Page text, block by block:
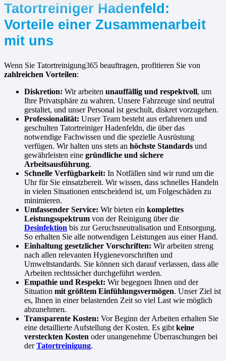
Tatortreiniger Hadenfeld:
Vorteile einer Zusammenarbeit
mit uns
Wenn Sie Tatortreinigung365 beauftragen, profitieren Sie von
zahlreichen Vorteilen:
Diskretion: Wir arbeiten unauffällig und respektvoll, um
Ihre Privatsphäre zu wahren. Unsere Fahrzeuge sind neutral
gestaltet, und unser Personal ist geschult, diskret vorzugehen.
Professionalität: Unser Team besteht aus erfahrenen und
geschulten Tatortreiniger Hadenfeldn, die über das
notwendige Fachwissen und die spezielle Ausrüstung
verfügen. Wir halten uns stets an höchste Standards und
gewährleisten eine gründliche und sichere
Arbeitsausführung.
Schnelle Verfügbarkeit: In Notfällen sind wir rund um die
Uhr für Sie einsatzbereit. Wir wissen, dass schnelles Handeln
in vielen Situationen entscheidend ist, um Folgeschäden zu
minimieren.
Umfassender Service: Wir bieten ein komplettes
Leistungsspektrum von der Reinigung über die
Desinfektion bis zur Geruchsneutralisation und Entsorgung.
So erhalten Sie alle notwendigen Leistungen aus einer Hand.
Einhaltung gesetzlicher Vorschriften: Wir arbeiten streng
nach allen relevanten Hygienevorschriften und
Umweltstandards. Sie können sich darauf verlassen, dass alle
Arbeiten rechtssicher durchgeführt werden.
Empathie und Respekt: Wir begegnen Ihnen und der
Situation mit größtem Einfühlungsvermögen. Unser Ziel ist
es, Ihnen in einer belastenden Zeit so viel Last wie möglich
abzunehmen.
Transparente Kosten: Vor Beginn der Arbeiten erhalten Sie
eine detaillierte Aufstellung der Kosten. Es gibt keine
versteckten Kosten oder unangenehme Überraschungen bei
derTatortreinigung.